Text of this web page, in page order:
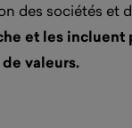
des sociétés et
et les
valeurs.